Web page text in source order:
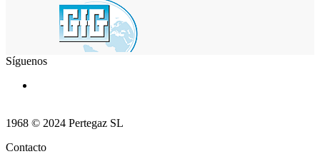
Síguenos
1968 © 2024 Pertegaz SL
Contacto